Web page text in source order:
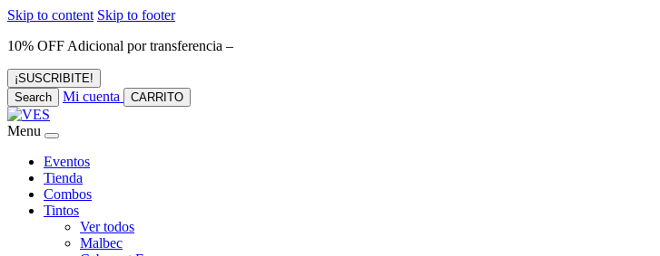
Skip to content Skip to footer
10% OFF Adicional por transferencia –
¡SUSCRIBITE!
Search
Mi cuenta CARRITO
Menu
Eventos
Tienda
Combos
Tintos
Ver todos
Malbec